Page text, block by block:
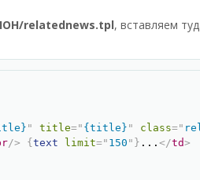
relatednews.tpl, вставляем
" title=" {title} " class="
/> { text limit=" 150 " } ... </td>